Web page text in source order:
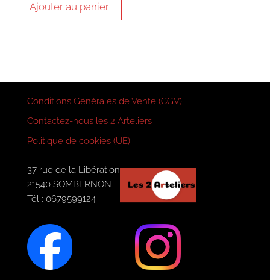
Ajouter au panier
Conditions Générales de Vente (CGV)
Contactez-nous les 2 Arteliers
Politique de cookies (UE)
37 rue de la Libération
21540 SOMBERNON
Tél : 0679599124